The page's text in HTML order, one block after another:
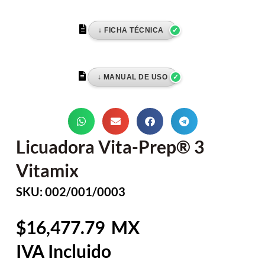
Licuadora Vita-Prep® 3
Vitamix
SKU: 002/001/0003
16,477.79